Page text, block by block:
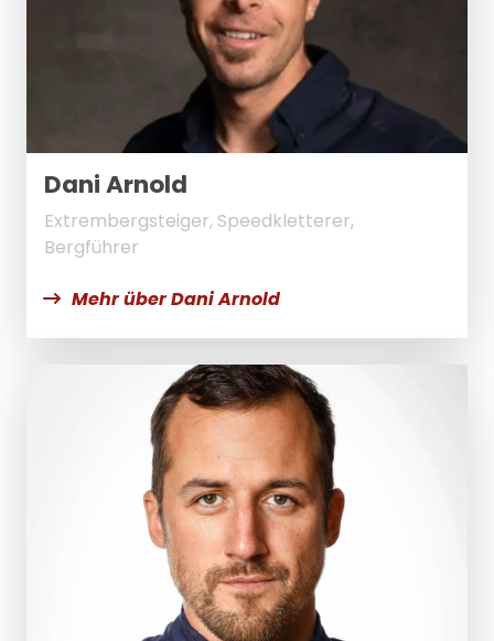
Dani Arnold
Extrembergsteiger, Speedkletterer,
Bergführer
Mehr über Dani Arnold